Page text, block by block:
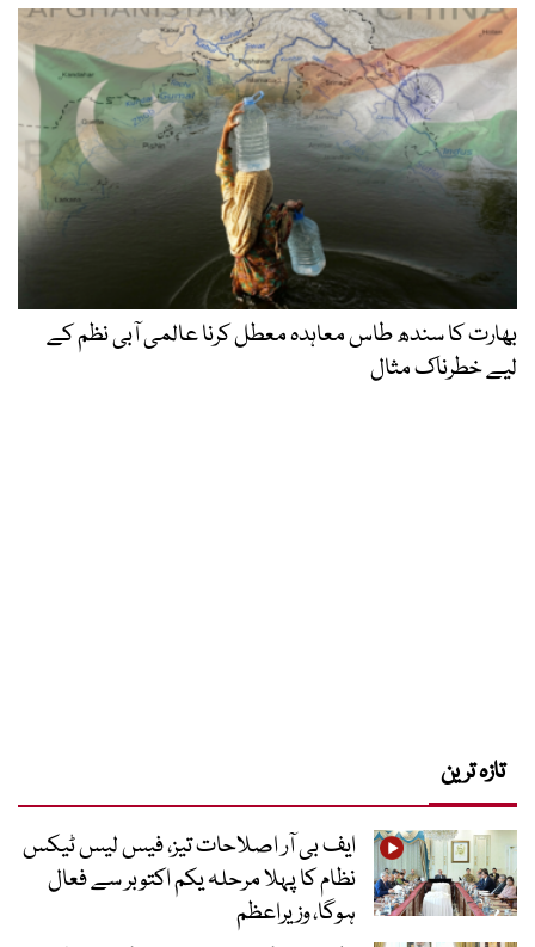
بھارت کا سندھ طاس معاہدہ معطل کرنا عالمی آبی نظم کے
لیے خطرناک مثال
تازہ ترین
ایف بی آر اصلاحات تیز، فیس لیس ٹیکس
نظام کا پہلا مرحلہ یکم اکتوبر سے فعال
ہوگا، وزیراعظم